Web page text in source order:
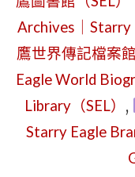
Archives｜Starry
鷹世界傳記檔案
Eagle World
Library（SEL） ,
Starry Eagle